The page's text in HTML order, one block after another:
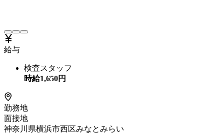
給与
検査スタッフ
時給1,650円
勤務地
面接地
神奈川県横浜市西区みなとみらい